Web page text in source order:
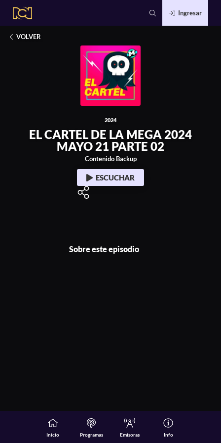
Ingresar
VOLVER
2024
EL CARTEL DE LA MEGA 2024
MAYO 21 PARTE 02
Contenido Backup
ESCUCHAR
LA MEGA 2024 MAYO 21 PARTE 02 EL
Sobre este episodio
Inicio Programas Emisoras Info